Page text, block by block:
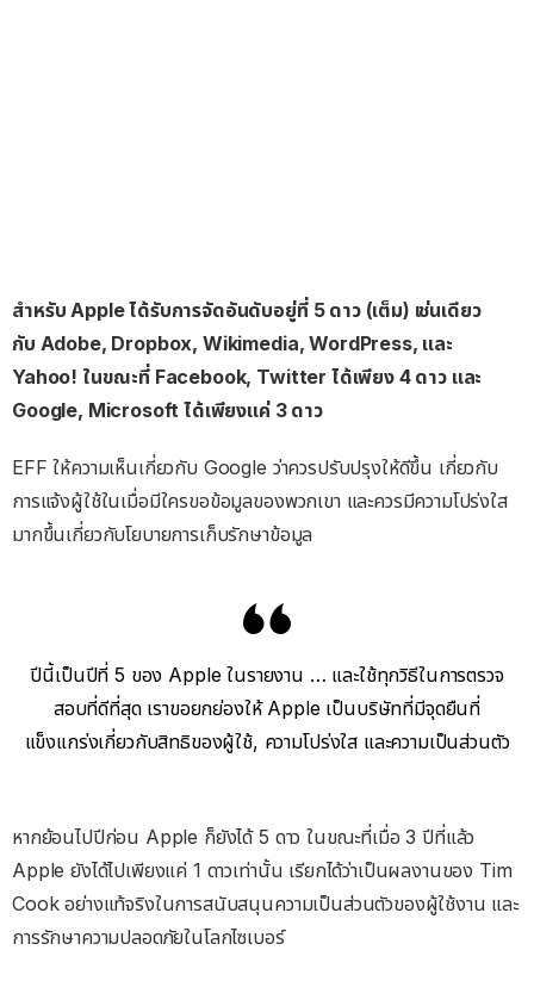
สำหรับ Apple ได้รับการจัดอันดับอยู่ที่ 5 ดาว (เต็ม) เช่นเดียว
กับ Adobe, Dropbox, Wikimedia, WordPress, และ
Yahoo! ในขณะที่ Facebook, Twitter ได้เพียง 4 ดาว และ
Google, Microsoft ได้เพียงแค่ 3 ดาว
EFF ให้ความเห็นเกี่ยวกับ Google ว่าควรปรับปรุงให้ดีขึ้น เกี่ยวกับ
การแจ้งผู้ใช้ในเมื่อมีใครขอข้อมูลของพวกเขา และควรมีความโปร่งใส
มากขึ้นเกี่ยวกับโยบายการเก็บรักษาข้อมูล
ปีนี้เป็นปีที่ 5 ของ Apple ในรายงาน … และใช้ทุกวิธีในการตรวจ
สอบที่ดีที่สุด เราขอยกย่องให้ Apple เป็นบริษัทที่มีจุดยืนที่
แข็งแกร่งเกี่ยวกับสิทธิของผู้ใช้, ความโปร่งใส และความเป็นส่วนตัว
หากย้อนไปปีก่อน Apple ก็ยังได้ 5 ดาว ในขณะที่เมื่อ 3 ปีที่แล้ว
Apple ยังได้ไปเพียงแค่ 1 ดาวเท่านั้น เรียกได้ว่าเป็นผลงานของ Tim
Cook อย่างแท้จริงในการสนับสนุนความเป็นส่วนตัวของผู้ใช้งาน และ
การรักษาความปลอดภัยในโลกไซเบอร์